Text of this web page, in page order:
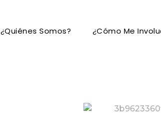
¿Quiénes Somos? ¿Cómo Me